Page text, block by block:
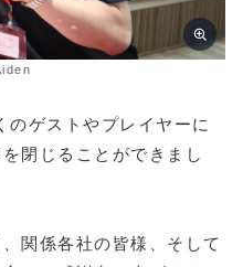
ゲストやプレイヤーに
閉じることができまし
関係各社の皆様、そして